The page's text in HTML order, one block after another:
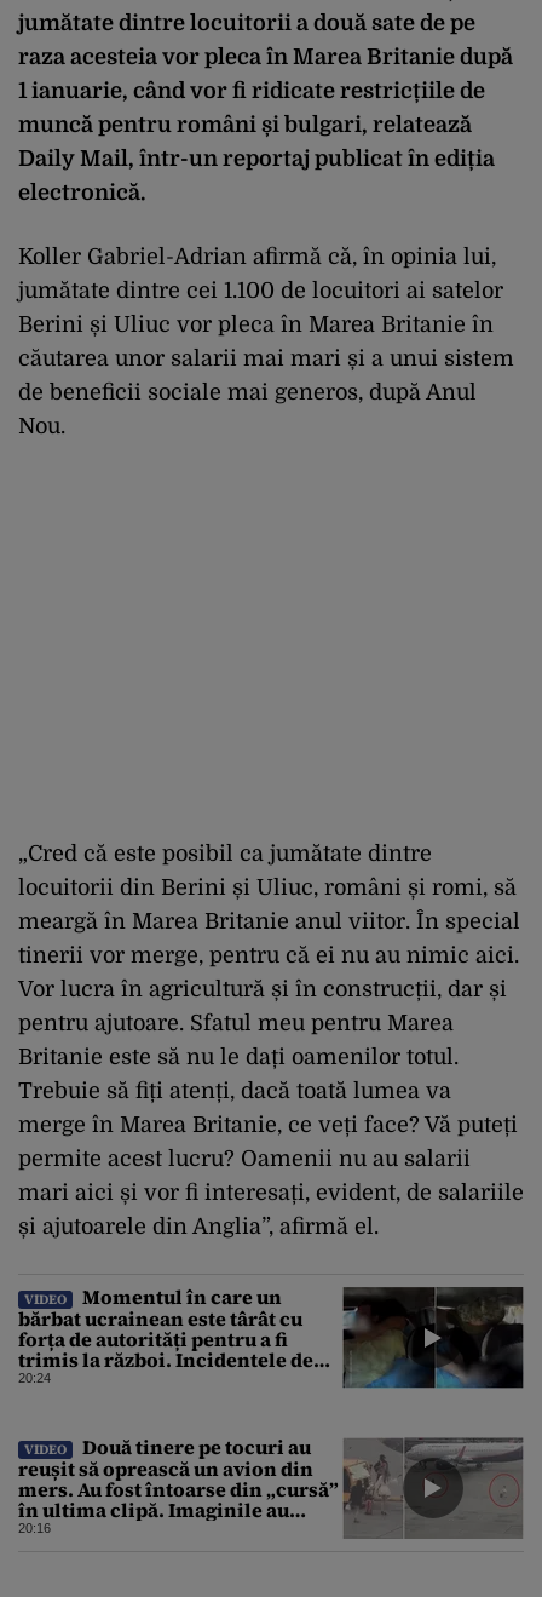
jumătate dintre locuitorii a două sate de pe
raza acesteia vor pleca în Marea Britanie după
1 ianuarie, când vor fi ridicate restricțiile de
muncă pentru români și bulgari, relatează
Daily Mail, într-un reportaj publicat în ediția
electronică.
Koller Gabriel-Adrian afirmă că, în opinia lui,
jumătate dintre cei 1.100 de locuitori ai satelor
Berini și Uliuc vor pleca în Marea Britanie în
căutarea unor salarii mai mari și a unui sistem
de beneficii sociale mai generos, după Anul
Nou.
„Cred că este posibil ca jumătate dintre
locuitorii din Berini și Uliuc, români și romi, să
meargă în Marea Britanie anul viitor. În special
tinerii vor merge, pentru că ei nu au nimic aici.
Vor lucra în agricultură și în construcții, dar și
pentru ajutoare. Sfatul meu pentru Marea
Britanie este să nu le dați oamenilor totul.
Trebuie să fiți atenți, dacă toată lumea va
merge în Marea Britanie, ce veți face? Vă puteți
permite acest lucru? Oamenii nu au salarii
mari aici și vor fi interesați, evident, de salariile
și ajutoarele din Anglia”, afirmă el.
VIDEO
Momentul în care un
bărbat ucrainean este târât cu
forța de autorități pentru a fi
trimis la război. Incidentele de
acest fel sunt tot mai dese
20:24
VIDEO
Două tinere pe tocuri au
reușit să oprească un avion din
mers. Au fost întoarse din „cursă”
în ultima clipă. Imaginile au
devenit virale
20:16